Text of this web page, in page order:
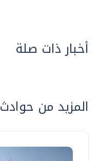
أخبار ذات صلة
المزيد من حوادث